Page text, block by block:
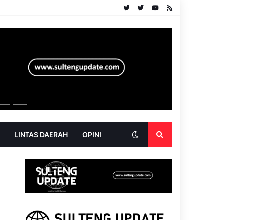
LINTAS DAERAH OPINI